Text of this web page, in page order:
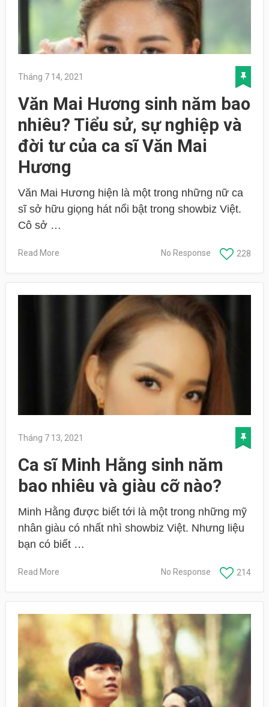
Tháng 7 14, 2021
Văn Mai Hương sinh năm bao
nhiêu? Tiểu sử, sự nghiệp và
đời tư của ca sĩ Văn Mai
Hương
Văn Mai Hương hiện là một trong những nữ ca
sĩ sở hữu giọng hát nổi bật trong showbiz Việt.
Cô sở …
Read More 228
No Response
Tháng 7 13, 2021
Ca sĩ Minh Hằng sinh năm
bao nhiêu và giàu cỡ nào?
Minh Hằng được biết tới là một trong những mỹ
nhân giàu có nhất nhì showbiz Việt. Nhưng liệu
bạn có biết …
Read More 214
No Response